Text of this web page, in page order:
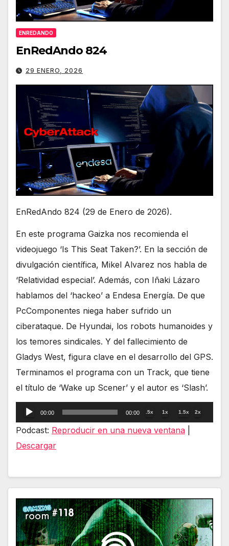
ENREDANDO
EnRedAndo 824
29 ENERO, 2026
EnRedAndo 824 (29 de Enero de 2026).
En este programa Gaizka nos recomienda el
videojuego ‘Is This Seat Taken?’. En la sección de
divulgación científica, Mikel Alvarez nos habla de
‘Relatividad especial’. Además, con Iñaki Lázaro
hablamos del ‘hackeo’ a Endesa Energía. De que
PcComponentes niega haber sufrido un
ciberataque. De Hyundai, los robots humanoides y
los temores sindicales. Y del fallecimiento de
Gladys West, figura clave en el desarrollo del GPS.
Terminamos el programa con un Track, que tiene
el título de ‘Wake up Scener’ y el autor es ‘Slash’.
Reproductor
de
00:00 00:00 .5x 1x 1.5x 2x
Podcast: Reproducir en una nueva ventana
Descargar